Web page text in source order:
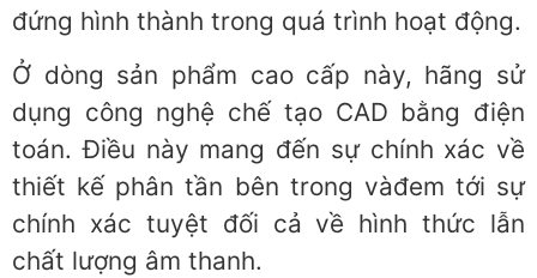
đứng hình thành trong quá trình hoạt động.
Ở dòng sản phẩm cao cấp này, hãng sử
dụng công nghệ chế tạo CAD bằng điện
toán. Điều này mang đến sự chính xác về
thiết kế phân tần bên trong vàđem tới sự
chính xác tuyệt đối cả về hình thức lẫn
chất lượng âm thanh.